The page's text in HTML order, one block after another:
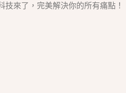
來了，完美解決你的所有痛點！